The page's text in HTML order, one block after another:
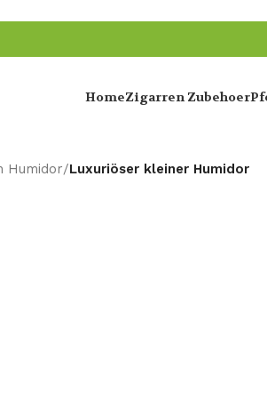
HomeZigarren Zubehoer
Humidor/Luxuriöser kleiner Humidor